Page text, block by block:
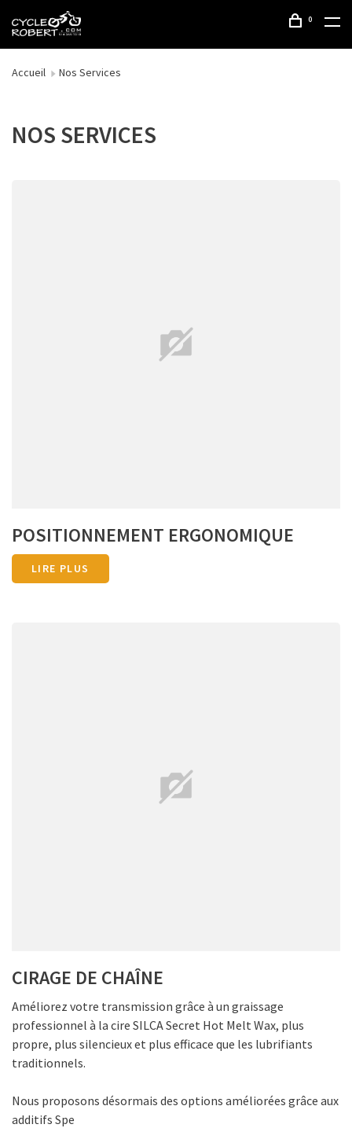
0
Accueil Nos Services
NOS SERVICES
POSITIONNEMENT ERGONOMIQUE
LIRE PLUS
CIRAGE DE CHAÎNE
Améliorez votre transmission grâce à un graissage
professionnel à la cire SILCA Secret Hot Melt Wax, plus
propre, plus silencieux et plus efficace que les lubrifiants
traditionnels.
Nous proposons désormais des options améliorées grâce aux
additifs Spe